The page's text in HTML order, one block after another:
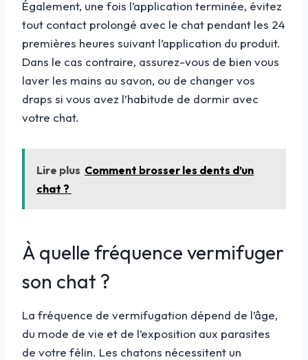
Également, une fois l’application terminée, évitez
tout contact prolongé avec le chat pendant les 24
premières heures suivant l’application du produit.
Dans le cas contraire, assurez-vous de bien vous
laver les mains au savon, ou de changer vos
draps si vous avez l’habitude de dormir avec
votre chat.
Lire plus Comment brosser les dents d’un
chat ?
À quelle fréquence vermifuger
son chat ?
La fréquence de vermifugation dépend de l’âge,
du mode de vie et de l’exposition aux parasites
de votre félin. Les chatons nécessitent un